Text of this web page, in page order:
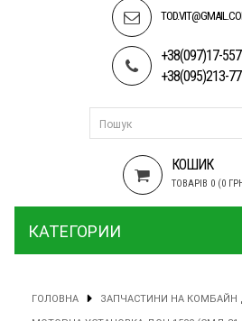
+38(097)17-
+38(095)213-
КОШИК
ТОВАРІВ 0 (0
КАТЕГОРИИ
ГОЛОВНА ЗАПЧАСТИНИ НА КОМБАЙН